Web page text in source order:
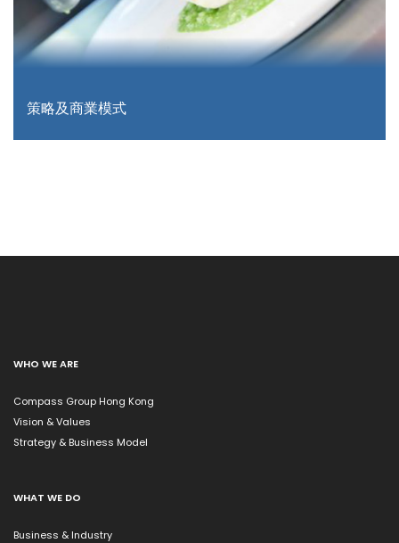
策略及商業模式
WHO WE ARE
Compass Group Hong Kong
Vision & Values
Strategy & Business Model
WHAT WE DO
Business & Industry